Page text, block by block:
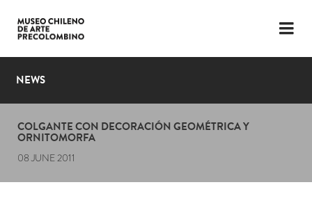
LANGUAGE
PLAN YOUR VISIT
EXHIBITIONS
COLLECTION
NEWS
COLGANTE CON DECORACIÓN GEOMÉTRICA Y
ORNITOMORFA
08 JUNE 2011